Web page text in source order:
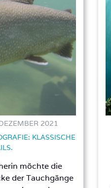
2021
KLASSISCHE
möchte die
der Tauchgänge